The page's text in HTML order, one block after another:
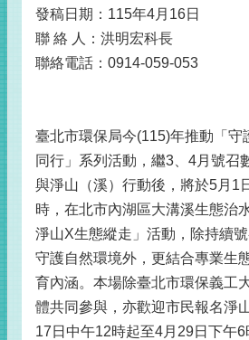
發稿日期：115年4月16日
聯 絡 人：洪明宏科長
聯絡電話：0914-059-053
臺北市環保局今(115)年推動「守
同行」系列活動，繼3、4月號召
與淨山（溪）行動後，將於5月1
時，在北市內湖區大溝溪生態治
淨山X生態縱走」活動，除持續
守護自然環境外，更結合專業生
育內涵。本場除臺北市環保義工
體共同參與，亦歡迎市民報名淨
17日中午12時起至4月29日下午